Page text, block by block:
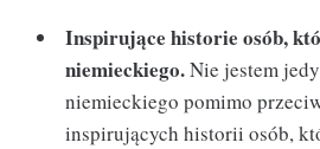
Inspirujące historie osób,
niemieckiego.Nie jestem
niemieckiego pomimo
inspirujących historii osób,